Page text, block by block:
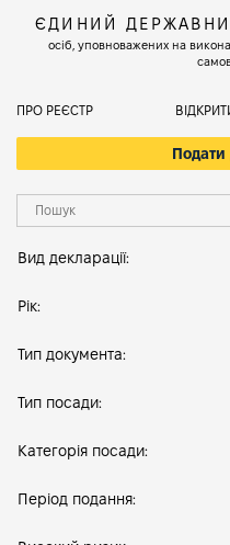
ЄДИНИЙ
осіб, уповноважених на
ПРО РЕЄСТР
Подати
Вид декларації:
Рік:
Тип документа:
Тип посади:
Категорія посади:
Період подання: